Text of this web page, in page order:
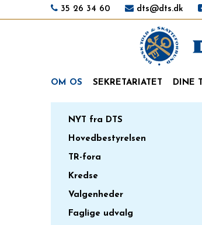
35 26 34 60 dts@dts.dk
OM OS SEKRETARIATET DINE
NYT fra DTS
Hovedbestyrelsen
TR-fora
Kredse
Valgenheder
Faglige udvalg